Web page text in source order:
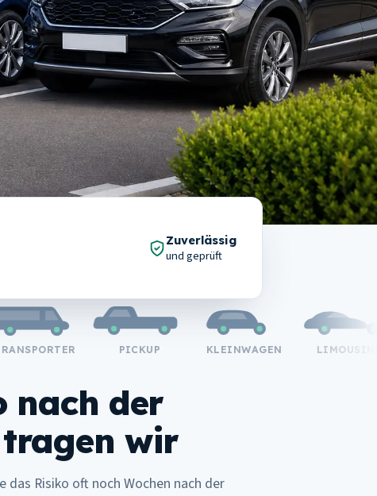
Zahlung bei der Übergabe
Zuverlässig
und geprüft
PICKUP KLEINWAGEN LIMOUSINE
nach der
wir
das Risiko oft noch Wochen nach der